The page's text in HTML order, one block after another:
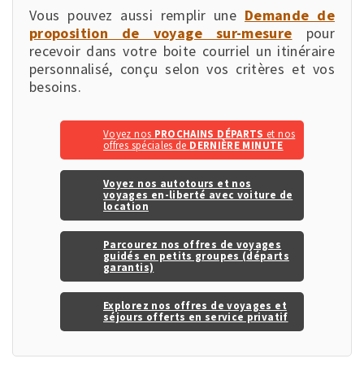
Vous pouvez aussi remplir une Demande de
proposition de voyage sur-mesure pour
recevoir dans votre boite courriel un itinéraire
personnalisé, conçu selon vos critères et vos
besoins.
Voyez nos PROCHAINS DÉPARTS et nos
offres spéciales de DERNIÈRE MINUTE
Voyez nos autotours et nos
voyages en-liberté avec voiture de
location
Parcourez nos offres de voyages
guidés en petits groupes (départs
garantis)
Explorez nos offres de voyages et
séjours offerts en service privatif